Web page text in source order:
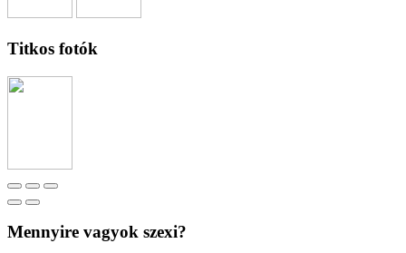
Titkos fotók
Mennyire vagyok szexi?